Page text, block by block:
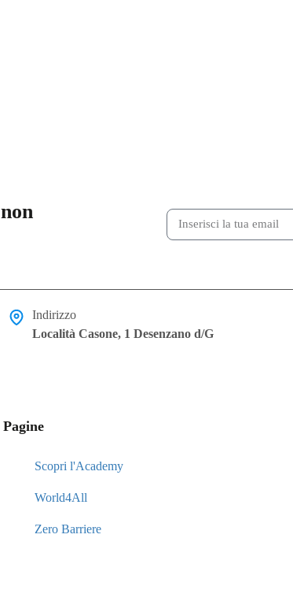
Indirizzo
Località Casone, 1 Desenzano d/G
Pagine
Scopri l'Academy
World4All
Zero Barriere